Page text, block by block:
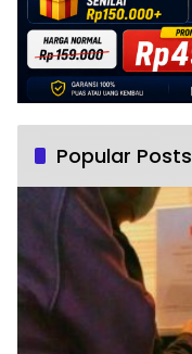
Popular Posts